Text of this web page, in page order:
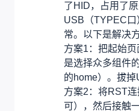
了HID，占用了
USB（TYPEC口
常。以下是解决方
方案1：把起始
是选择众多组件
的home）。拔掉
方案2：将RST
可），然后接触